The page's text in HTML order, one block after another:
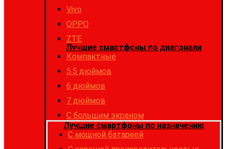
Vivo
OPPO
ZTE
Лучшие смартфоны по диагонали
Компактные
5.5 дюймов
6 дюймов
7 дюймов
С большим экраном
Лучшие смартфоны по назначению
C мощной батареей